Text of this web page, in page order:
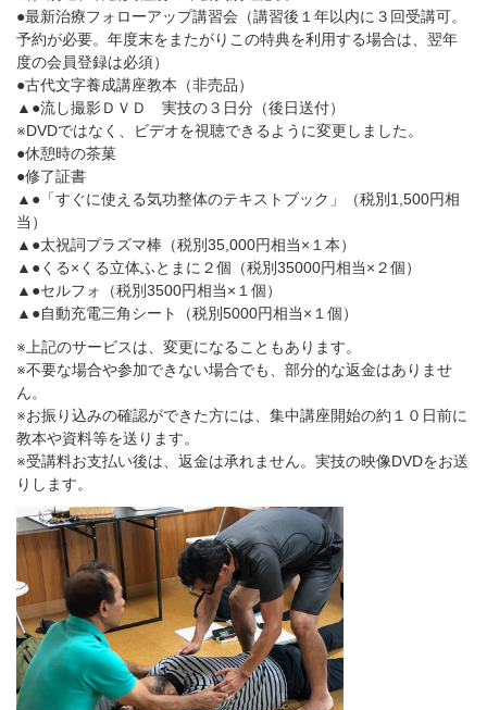
●最新治療フォローアップ講習会（講習後１年以内に３回受講可。
予約が必要。年度末をまたがりこの特典を利用する場合は、翌年
度の会員登録は必須）
●古代文字養成講座教本（非売品）
▲●流し撮影ＤＶＤ 実技の３日分（後日送付）
※DVDではなく、ビデオを視聴できるように変更しました。
●休憩時の茶菓
●修了証書
▲● 「すぐに使える気功整体のテキストブック」（税別 1,500円相
当）
▲●太祝詞プラズマ棒（税別35,000円相当× １本）
▲●くる× くる立体ふとまに２個（税別35000円相当× ２個）
▲●セルフォ（税別3500円相当× １個）
▲●自動充電三角シート（税別5000円相当× １個）
※上記のサービスは、変更になることもあります。
※不要な場合や参加できない場合でも、部分的な返金はありませ
ん。
※お振り込みの確認ができた方には、集中講座開始の約１０日前に
教本や資料等を送ります。
※受講料お支払い後は、返金は承れません。実技の映像DVDをお送
りします。